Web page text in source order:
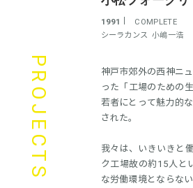
PROJECTS
1991
COMPLETE
シーラカンス 小嶋一浩
神戸市郊外の西神ニ
った「工場のための
若者にとって魅力的
された。
我々は、いきいきと
ク工場故の約15人と
な労働環境とならな